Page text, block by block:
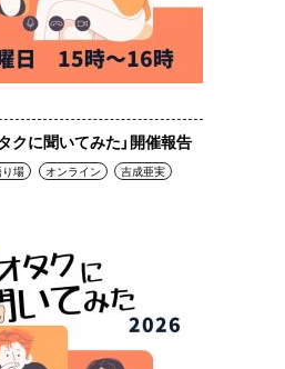
クに聞いてみた」開催報告
場 オンライン 吉成亜実